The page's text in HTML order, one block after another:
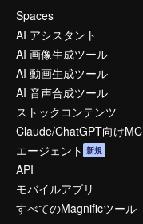
Spaces
AI アシスタント
AI 画像生成ツール
AI 動画生成ツール
AI 音声合成ツール
ストックコンテンツ
Claude/ChatGPT向け
エージェント 新規
API
モバイルアプリ
すべてのMagnificツール